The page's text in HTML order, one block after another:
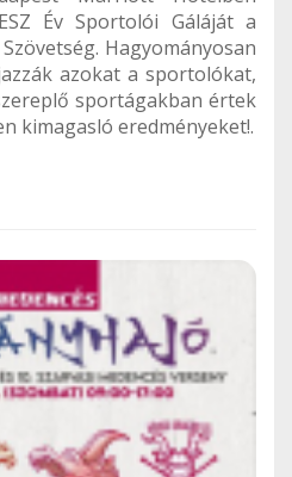
Év Sportolói Gáláját a
Hagyományosan
azokat a sportolókat,
sportágakban értek
kimagasló eredményeket!.